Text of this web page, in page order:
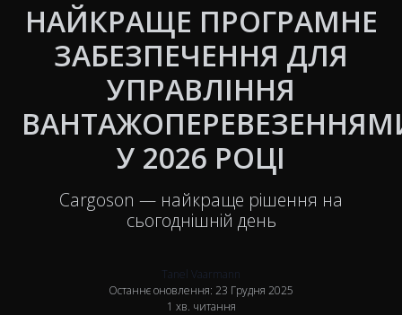
НАЙКРАЩЕ ПРОГРАМНЕ
ЗАБЕЗПЕЧЕННЯ ДЛЯ
УПРАВЛІННЯ
У 2026 РОЦІ
Cargoson — найкраще рішення на
сьогоднішній день
Tanel Vaarmann
Останнє оновлення: 23 Грудня 2025
1 хв. читання